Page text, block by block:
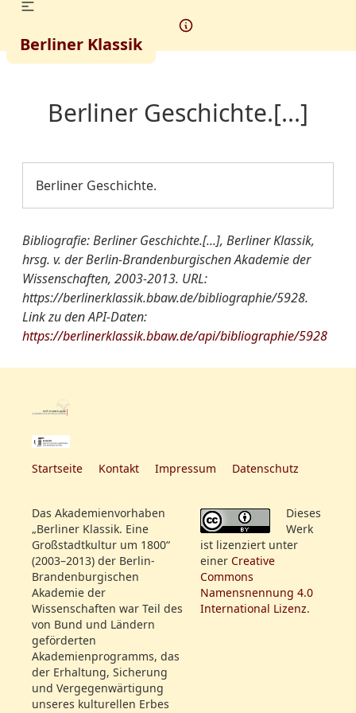
Berliner Klassik
Berliner Geschichte.[...]
Berliner Geschichte.
Bibliografie: Berliner Geschichte.[...], Berliner Klassik,
hrsg. v. der Berlin-Brandenburgischen Akademie der
Wissenschaften, 2003-2013. URL:
https://berlinerklassik.bbaw.de/bibliographie/5928.
Link zu den API-Daten:
https://berlinerklassik.bbaw.de/api/bibliographie/5928
Startseite Kontakt Impressum Datenschutz
Das Akademienvorhaben
„Berliner Klassik. Eine
Großstadtkultur um 1800“
(2003–2013) der Berlin-
Brandenburgischen
Akademie der
Wissenschaften war Teil des
von Bund und Ländern
geförderten
Akademienprogramms, das
der Erhaltung, Sicherung
und Vergegenwärtigung
unseres kulturellen Erbes
Dieses
Werk
ist lizenziert unter
einer Creative
Commons
Namensnennung 4.0
International Lizenz.